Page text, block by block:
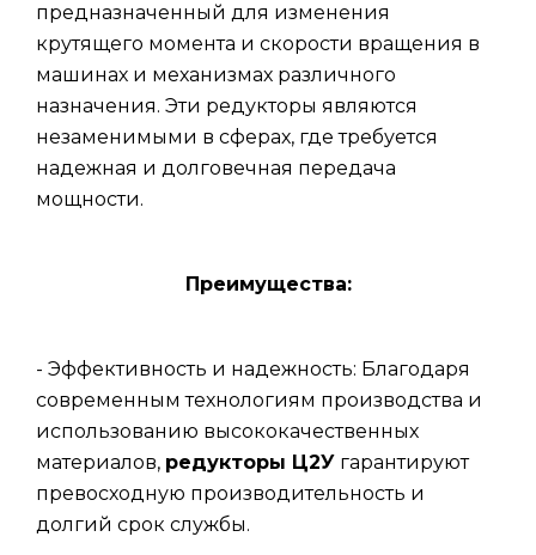
предназначенный для изменения
крутящего момента и скорости вращения в
машинах и механизмах различного
назначения. Эти редукторы являются
незаменимыми в сферах, где требуется
надежная и долговечная передача
мощности.
Преимущества:
- Эффективность и надежность: Благодаря
современным технологиям производства и
использованию высококачественных
материалов, редукторы Ц2У гарантируют
превосходную производительность и
долгий срок службы.